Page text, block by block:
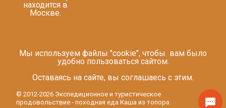
находится в
Москве.
Мы используем файлы "cookie", чтобы вам было
удобно пользоваться сайтом.
Оставаясь на сайте, вы соглашаесь с этим.
© 2012-2026 Экспедиционное и туристическое
продовольствие - походная еда Каша из топора.